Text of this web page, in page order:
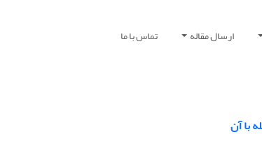
ارسال مقاله تماس با ما